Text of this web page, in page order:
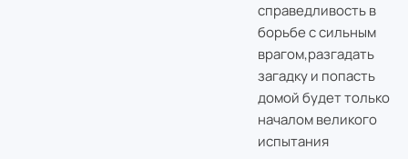
справедливость в
борьбе с сильным
врагом,разгадать
загадку и попасть
домой будет только
началом великого
испытания